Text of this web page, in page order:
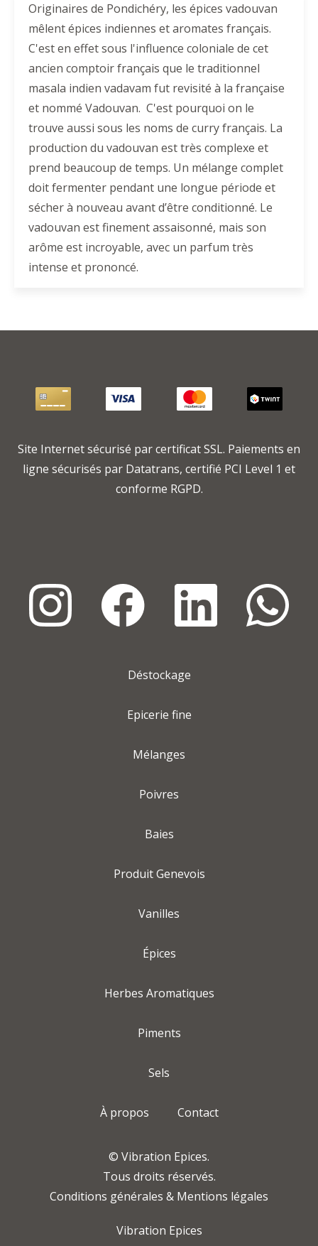
Originaires de Pondichéry, les épices vadouvan
mêlent épices indiennes et aromates français.
C'est en effet sous l'influence coloniale de cet
ancien comptoir français que le traditionnel
masala indien vadavam fut revisité à la française
et nommé Vadouvan. C'est pourquoi on le
trouve aussi sous les noms de curry français. La
production du vadouvan est très complexe et
prend beaucoup de temps. Un mélange complet
doit fermenter pendant une longue période et
sécher à nouveau avant d’être conditionné. Le
vadouvan est finement assaisonné, mais son
arôme est incroyable, avec un parfum très
intense et prononcé.
Site Internet sécurisé par certificat SSL. Paiements en
ligne sécurisés par Datatrans, certifié PCI Level 1 et
conforme RGPD.
Déstockage
Epicerie fine
Mélanges
Poivres
Baies
Produit Genevois
Vanilles
Épices
Herbes Aromatiques
Piments
Sels
À propos Contact
© Vibration Epices.
Tous droits réservés.
Conditions générales & Mentions légales
Vibration Epices